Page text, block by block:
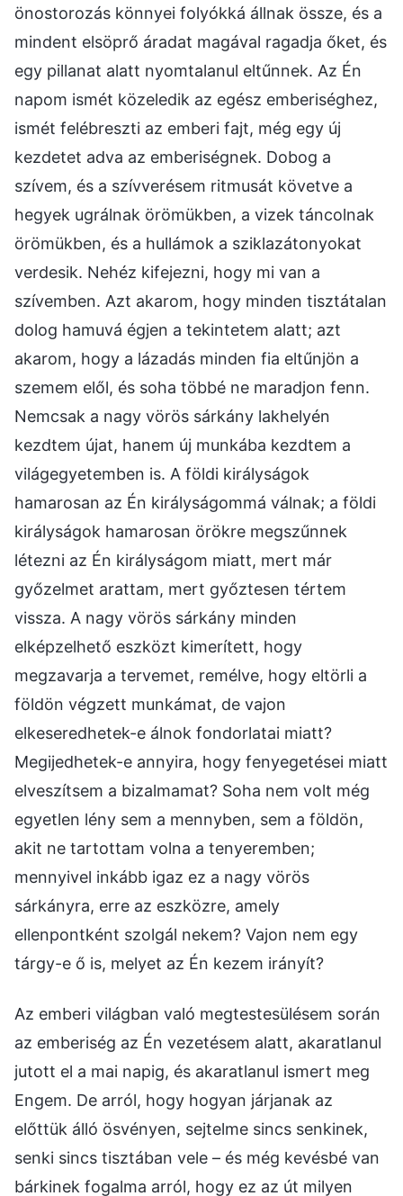
önostorozás könnyei folyókká állnak össze, és a
mindent elsöprő áradat magával ragadja őket, és
egy pillanat alatt nyomtalanul eltűnnek. Az Én
napom ismét közeledik az egész emberiséghez,
ismét felébreszti az emberi fajt, még egy új
kezdetet adva az emberiségnek. Dobog a
szívem, és a szívverésem ritmusát követve a
hegyek ugrálnak örömükben, a vizek táncolnak
örömükben, és a hullámok a sziklazátonyokat
verdesik. Nehéz kifejezni, hogy mi van a
szívemben. Azt akarom, hogy minden tisztátalan
dolog hamuvá égjen a tekintetem alatt; azt
akarom, hogy a lázadás minden fia eltűnjön a
szemem elől, és soha többé ne maradjon fenn.
Nemcsak a nagy vörös sárkány lakhelyén
kezdtem újat, hanem új munkába kezdtem a
világegyetemben is. A földi királyságok
hamarosan az Én királyságommá válnak; a földi
királyságok hamarosan örökre megszűnnek
létezni az Én királyságom miatt, mert már
győzelmet arattam, mert győztesen tértem
vissza. A nagy vörös sárkány minden
elképzelhető eszközt kimerített, hogy
megzavarja a tervemet, remélve, hogy eltörli a
földön végzett munkámat, de vajon
elkeseredhetek-e álnok fondorlatai miatt?
Megijedhetek-e annyira, hogy fenyegetései miatt
elveszítsem a bizalmamat? Soha nem volt még
egyetlen lény sem a mennyben, sem a földön,
akit ne tartottam volna a tenyeremben;
mennyivel inkább igaz ez a nagy vörös
sárkányra, erre az eszközre, amely
ellenpontként szolgál nekem? Vajon nem egy
tárgy-e ő is, melyet az Én kezem irányít?
Az emberi világban való megtestesülésem során
az emberiség az Én vezetésem alatt, akaratlanul
jutott el a mai napig, és akaratlanul ismert meg
Engem. De arról, hogy hogyan járjanak az
előttük álló ösvényen, sejtelme sincs senkinek,
senki sincs tisztában vele – és még kevésbé van
bárkinek fogalma arról, hogy ez az út milyen